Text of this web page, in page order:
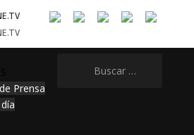
Prensa